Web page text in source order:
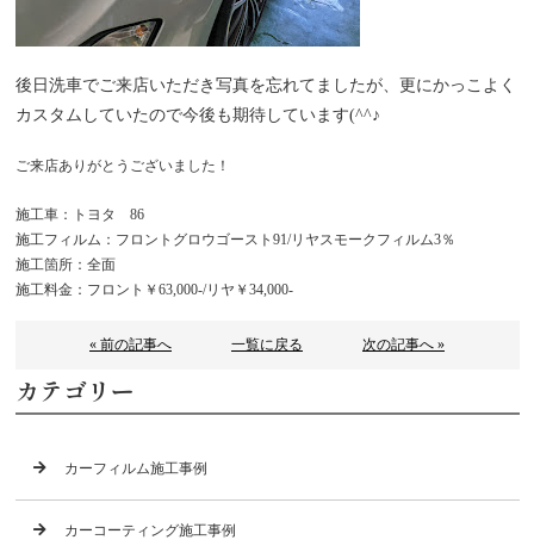
後日洗車でご来店いただき写真を忘れてましたが、更にかっこよく
カスタムしていたので今後も期待しています(^^♪
ご来店ありがとうございました！
施工車：トヨタ 86
施工フィルム：フロントグロウゴースト91/リヤスモークフィルム3％
施工箇所：全面
施工料金：フロント￥63,000-/リヤ￥34,000-
« 前の記事へ 一覧に戻る 次の記事へ »
カテゴリー
カーフィルム施工事例
カーコーティング施工事例